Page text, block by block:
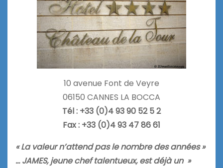
10 avenue Font de Veyre
06150 CANNES LA BOCCA
Tél : +33 (0)4 93 90 52 5 2
Fax : +33 (0)4 93 47 86 61
« La valeur n’attend pas le nombre des années »
… JAMES, jeune chef talentueux, est déjà un »